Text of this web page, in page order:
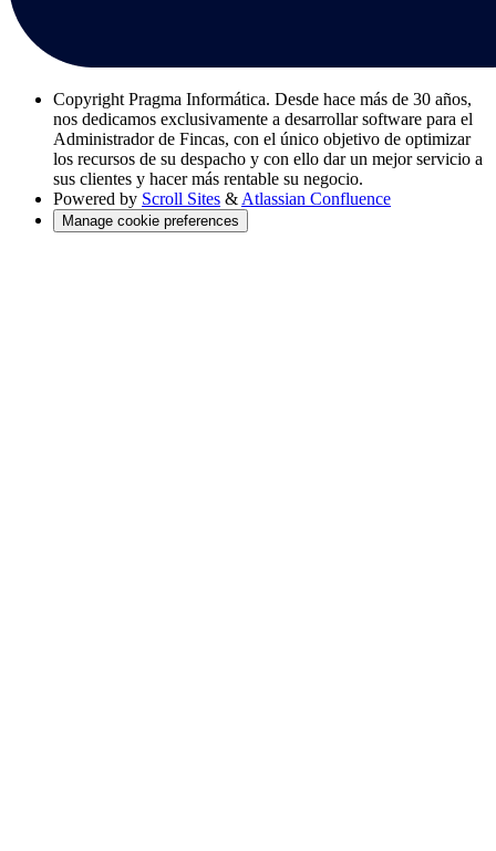
Copyright Pragma Informática. Desde hace más de 30 años,
nos dedicamos exclusivamente a desarrollar software para el
Administrador de Fincas, con el único objetivo de optimizar
los recursos de su despacho y con ello dar un mejor servicio a
sus clientes y hacer más rentable su negocio.
Powered by Scroll Sites & Atlassian Confluence
Manage cookie preferences